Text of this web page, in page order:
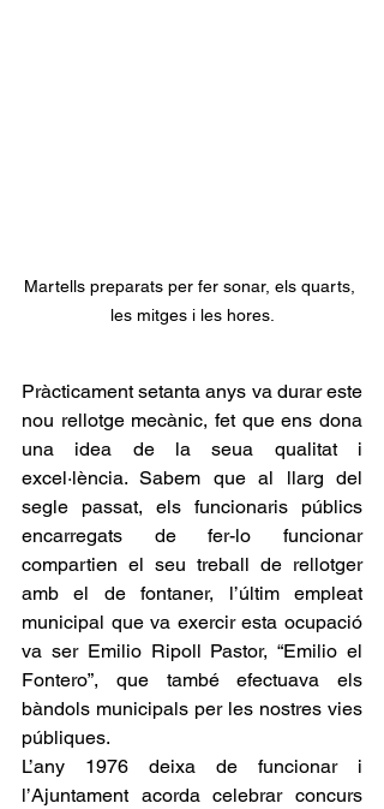
Martells preparats per fer sonar, els quarts,
les mitges i les hores.
Pràcticament setanta anys va durar este
nou rellotge mecànic, fet que ens dona
una idea de la seua qualitat i
excel·lència. Sabem que al llarg del
segle passat, els funcionaris públics
encarregats de fer-lo funcionar
compartien el seu treball de rellotger
amb el de fontaner, l’últim empleat
municipal que va exercir esta ocupació
va ser Emilio Ripoll Pastor, “Emilio el
Fontero”, que també efectuava els
bàndols municipals per les nostres vies
públiques.
L’any 1976 deixa de funcionar i
l’Ajuntament acorda celebrar concurs